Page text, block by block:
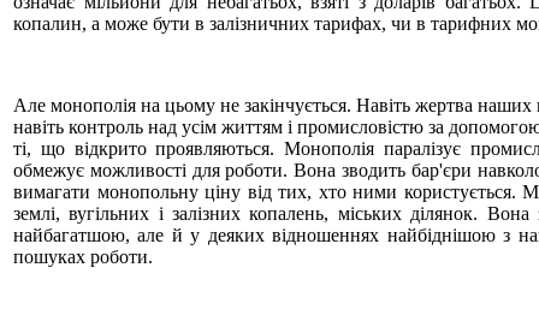
копалин, а може бути в залізничних тарифах, чи в тарифних
Але монополія на цьому не закінчується. Навіть жертва наших
навіть контроль над усім життям і промисловістю за
ті, що відкрито проявляються. Монополія паралізує
обмежує можливості для роботи. Вона зводить бар'єри
вимагати монопольну ціну від тих, хто ними користується.
землі, вугільних і залізних копалень, міських ділянок.
найбагатшою, але й у деяких відношеннях найбіднішою з
пошуках роботи.